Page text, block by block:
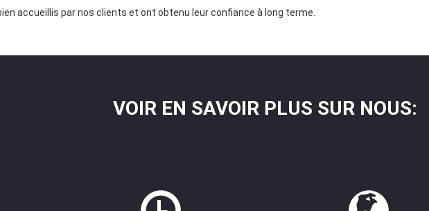
accueillis par nos clients et ont obtenu leur confiance à long terme.
VOIR EN SAVOIR PLUS SUR NOUS: